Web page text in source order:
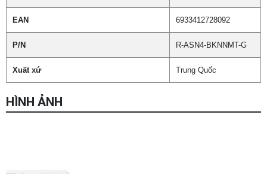
EAN 6933412728092
P/N R-ASN4-BKNNMT-G
Xuất xứ Trung Quốc
HÌNH ẢNH